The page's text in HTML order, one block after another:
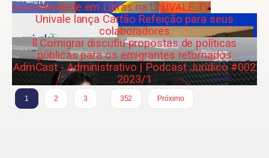
Acessibilidade em Libras na UNIVALE TV
Univale lança Cartão Refeição para seus
colaboradores
ll Comigrar discutiu propostas de políticas
públicas para os emigrantes retornados
AdmCast - Administrativo | Podcast Jurídico #002
2023/1
1 2 3
352
Próximo